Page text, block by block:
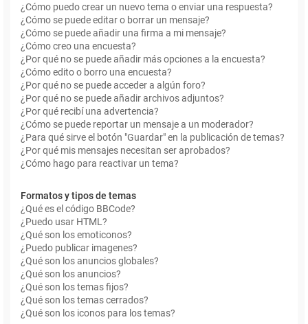
¿Cómo puedo crear un nuevo tema o enviar una respuesta?
¿Cómo se puede editar o borrar un mensaje?
¿Cómo se puede añadir una firma a mi mensaje?
¿Cómo creo una encuesta?
¿Por qué no se puede añadir más opciones a la encuesta?
¿Cómo edito o borro una encuesta?
¿Por qué no se puede acceder a algún foro?
¿Por qué no se puede añadir archivos adjuntos?
¿Por qué recibí una advertencia?
¿Cómo se puede reportar un mensaje a un moderador?
¿Para qué sirve el botón "Guardar" en la publicación de temas?
¿Por qué mis mensajes necesitan ser aprobados?
¿Cómo hago para reactivar un tema?
Formatos y tipos de temas
¿Qué es el código BBCode?
¿Puedo usar HTML?
¿Qué son los emoticonos?
¿Puedo publicar imagenes?
¿Qué son los anuncios globales?
¿Qué son los anuncios?
¿Qué son los temas fijos?
¿Qué son los temas cerrados?
¿Qué son los iconos para los temas?